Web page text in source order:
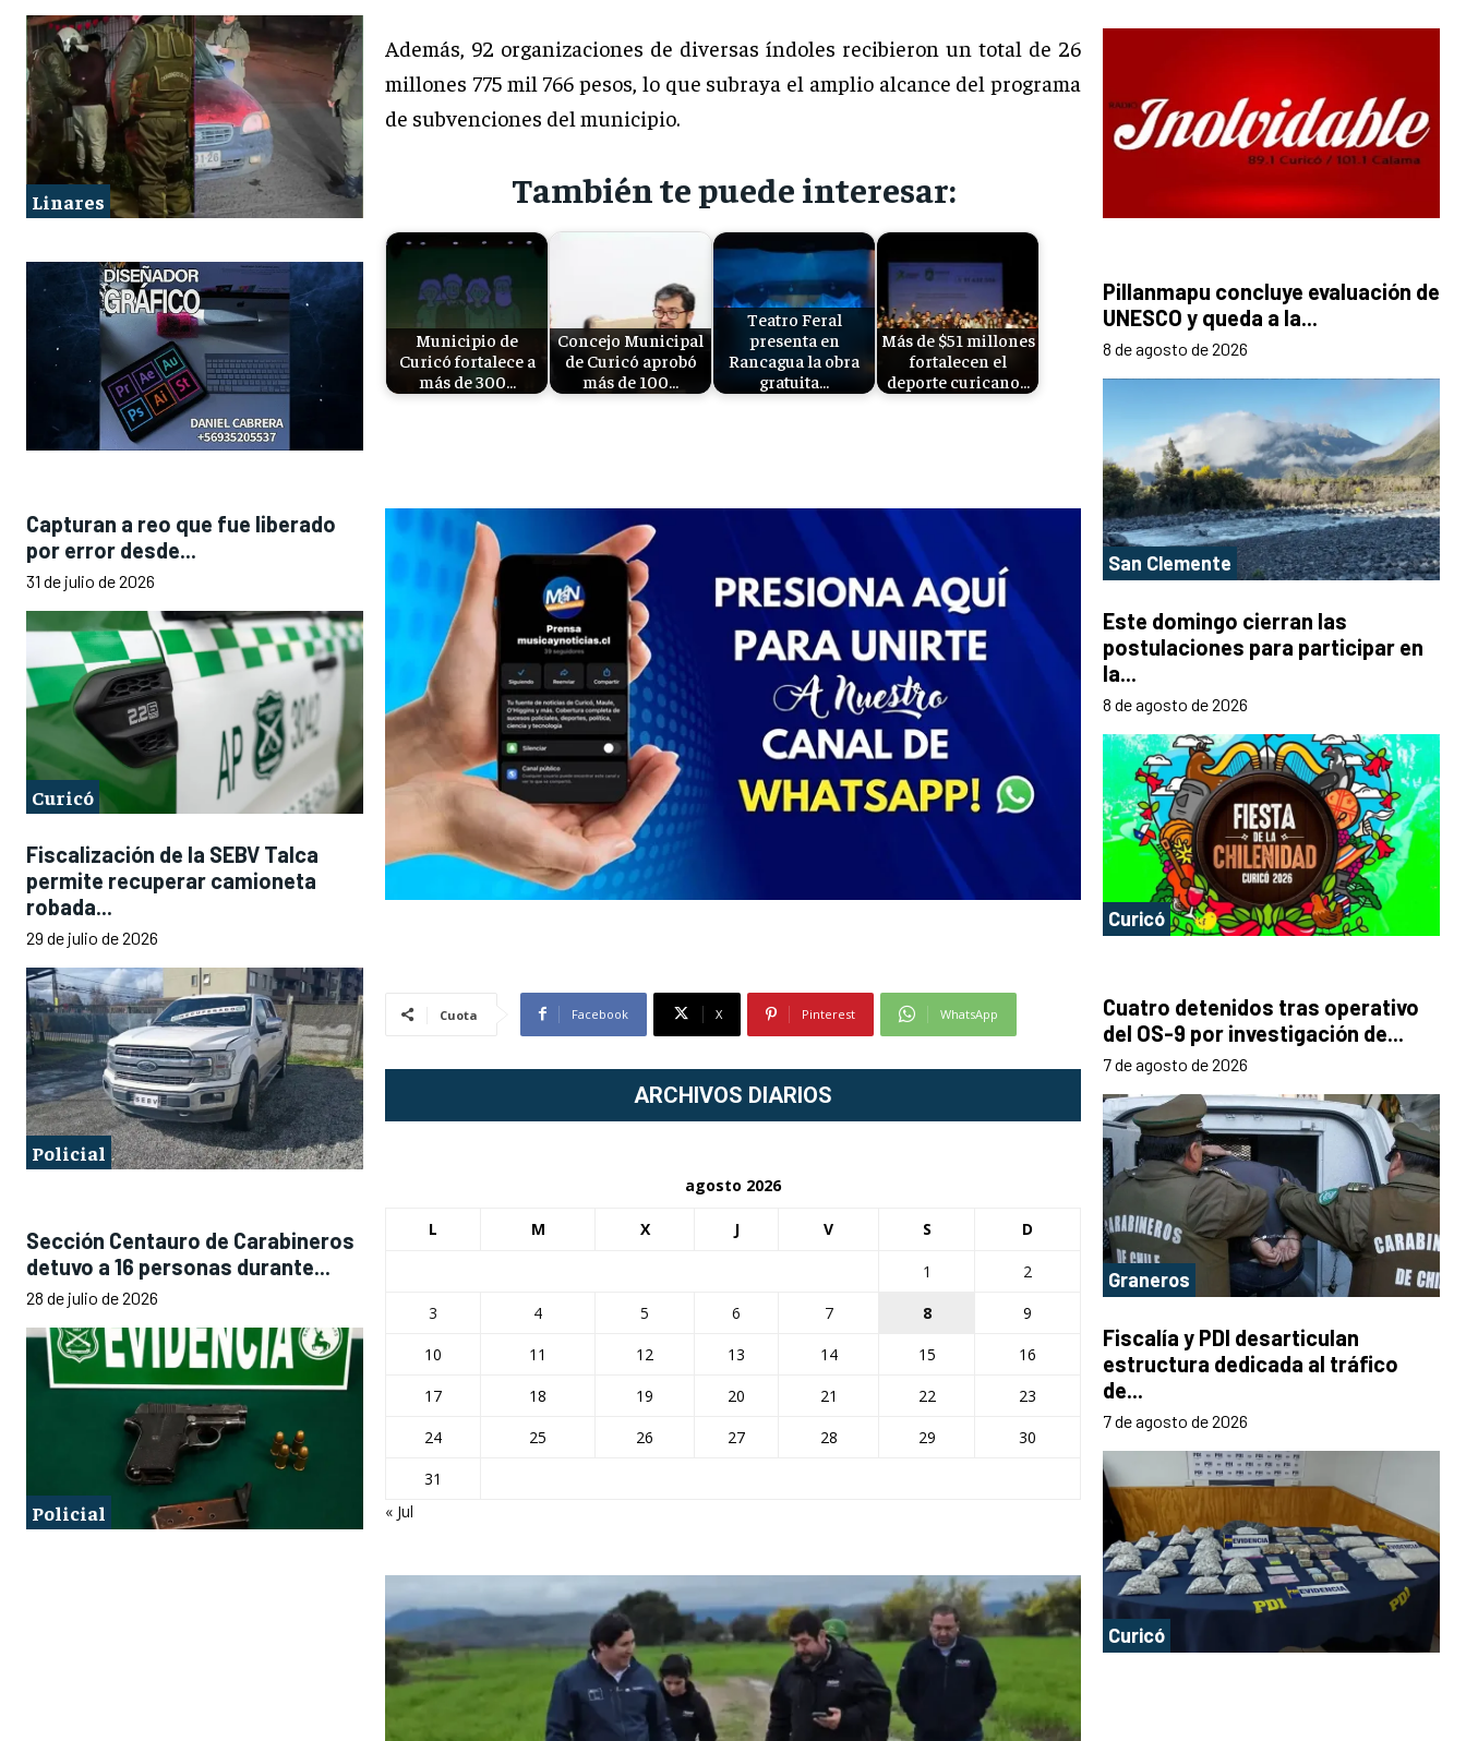
Linares
Capturan a reo que fue liberado
por error desde...
31 de julio de 2026
Curicó
Fiscalización de la SEBV Talca
permite recuperar camioneta
robada...
29 de julio de 2026
Policial
Sección Centauro de Carabineros
detuvo a 16 personas durante...
28 de julio de 2026
Policial
Además, 92 organizaciones de diversas índoles recibieron un total de 26
millones 775 mil 766 pesos, lo que subraya el amplio alcance del programa
de subvenciones del municipio.
También te puede interesar:
Municipio de
Curicó fortalece a
más de 300…
Concejo Municipal
de Curicó aprobó
más de 100…
Teatro Feral
presenta en
Rancagua la obra
gratuita…
Más de $51 millones
fortalecen el
deporte curicano…
Cuota Facebook X Pinterest WhatsApp
ARCHIVOS DIARIOS
agosto 2026
L M X J V S D
1
2
3
4 5 6 7 8
9
10
11 12 13 14 15
16
17
18 19 20 21 22
23
24
25 26 27 28 29
30
31
« Jul
Pillanmapu concluye evaluación de
UNESCO y queda a la...
8 de agosto de 2026
San Clemente
Este domingo cierran las
postulaciones para participar en
la...
8 de agosto de 2026
Curicó
Cuatro detenidos tras operativo
del OS-9 por investigación de...
7 de agosto de 2026
Graneros
Fiscalía y PDI desarticulan
estructura dedicada al tráfico
de...
7 de agosto de 2026
Curicó